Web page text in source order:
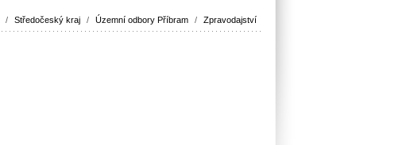
/ Středočeský kraj / Územní odbory Příbram / Zpravodajství